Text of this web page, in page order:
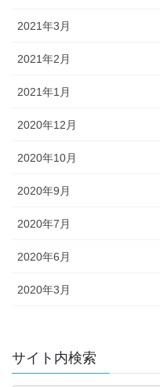
2021年3月
2021年2月
2021年1月
2020年12月
2020年10月
2020年9月
2020年7月
2020年6月
2020年3月
サイト内検索